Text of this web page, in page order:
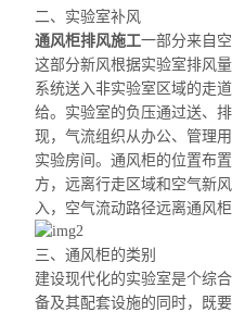
二、实验室补风
通风柜排风施工一部分来自
这部分新风根据实验室排风
系统送入非实验室区域的走
给。实验室的负压通过送、
现，气流组织从办公、管理
实验房间。通风柜的位置布
方，远离行走区域和空气新
入，空气流动路径远离通风柜
三、通风柜的类别
建设现代化的实验室是个综
备及其配套设施的同时，既